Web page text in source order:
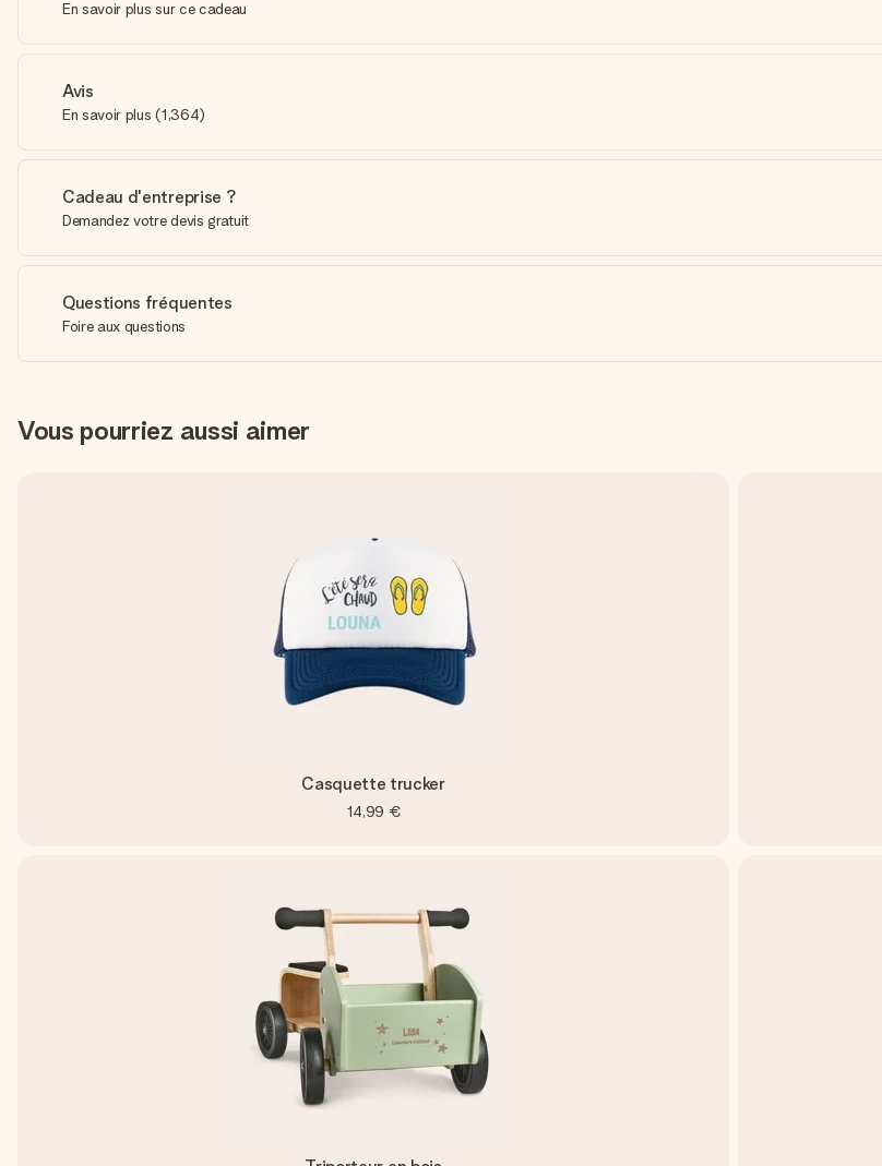
En savoir plus sur ce cadeau
Avis
En savoir plus (1,364)
Cadeau d'entreprise ?
Demandez votre devis gratuit
Questions fréquentes
Foire aux questions
Vous pourriez aussi aimer
Casquette trucker
14,99 €